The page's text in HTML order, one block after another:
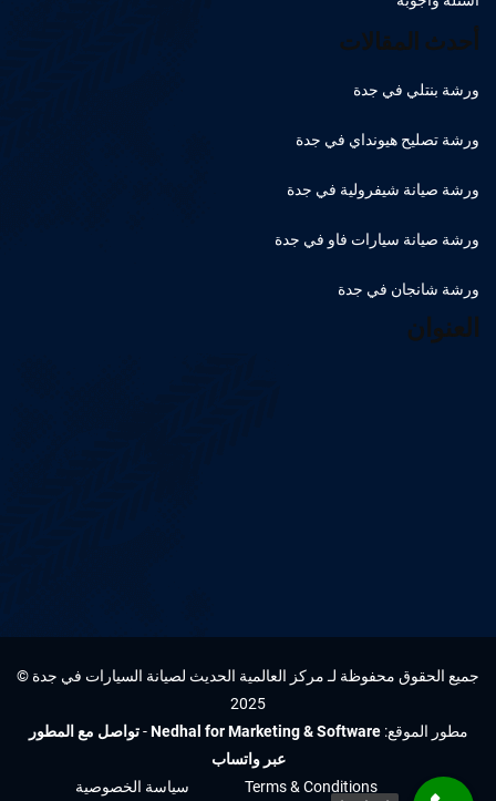
أحدث المقالات
ورشة بنتلي في جدة
ورشة تصليح هيونداي في جدة
ورشة صيانة شيفرولية في جدة
ورشة صيانة سيارات فاو في جدة
ورشة شانجان في جدة
العنوان
جميع الحقوق محفوظة لـ مركز العالمية الحديث لصيانة السيارات في جدة ©
2025
مطور الموقع:Nedhal for Marketing & Software
-تواصل مع المطور
عبر واتساب
Terms & Conditions
سياسة الخصوصية